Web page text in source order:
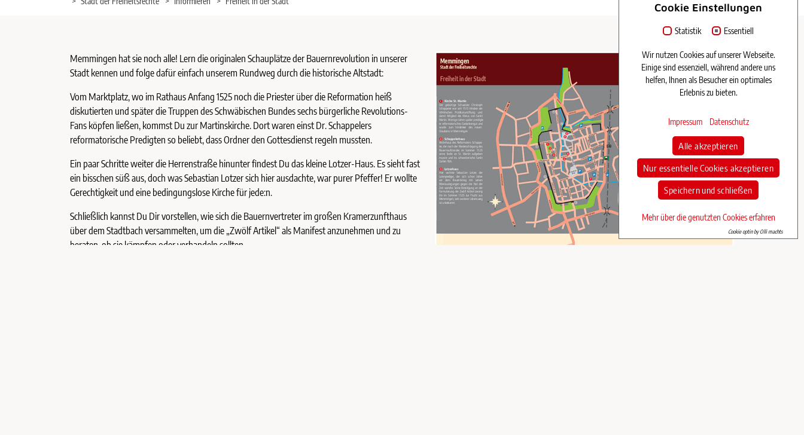
Memmingen hat sie noch alle! Lern die originalen Schauplätze der Bauernrevolution in unserer
Stadt kennen und folge dafür einfach unserem Rundweg durch die historische Altstadt:
Vom Marktplatz, wo im Rathaus Anfang 1525 noch die Priester über die Reformation heiß
diskutierten und später die Truppen des Schwäbischen Bundes sechs bürgerliche Revolutions-
Fans köpfen ließen, kommst Du zur Martinskirche. Dort waren einst Dr. Schappelers
reformatorische Predigten so beliebt, dass Ordner den Gottesdienst regeln mussten.
Ein paar Schritte weiter die Herrenstraße hinunter findest Du das kleine Lotzer-Haus. Es sieht fast
ein bisschen süß aus, doch was Sebastian Lotzer sich hier ausdachte, war purer Pfeffer! Er wollte
Gerechtigkeit und eine bedingungslose Kirche für jede:n.
Schließlich kannst Du Dir vorstellen, wie sich die Bauernvertreter im großen Kramerzunfthaus
über dem Stadtbach versammelten, um die „Zwölf Artikel“ als Manifest anzunehmen und zu
beraten, ob sie kämpfen oder verhandeln sollten.
Cookie Einstellungen
Statistik Essentiell
Wir nutzen Cookies auf unserer Webseite.
Einige sind essenziell, während andere uns
helfen, Ihnen als Besucher ein optimales
Erlebnis zu bieten.
Impressum Datenschutz
Alle akzeptieren
Nur essentielle Cookies akzeptieren
Speichern und schließen
Mehr über die genutzten Cookies erfahren
Cookie optin by Olli machts